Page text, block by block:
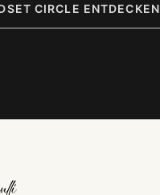
CIRCLE ENTDECKEN